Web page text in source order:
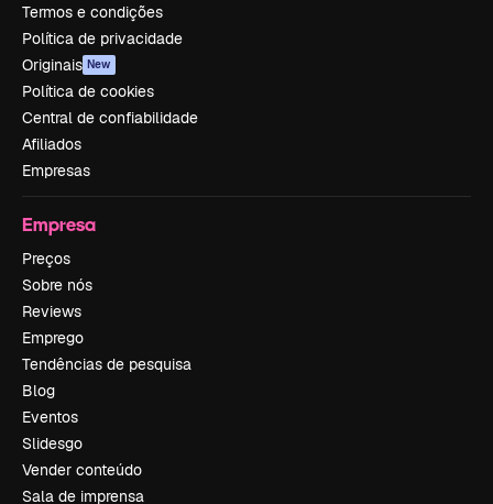
Termos e condições
Política de privacidade
Originais New
Política de cookies
Central de confiabilidade
Afiliados
Empresas
Empresa
Preços
Sobre nós
Reviews
Emprego
Tendências de pesquisa
Blog
Eventos
Slidesgo
Vender conteúdo
Sala de imprensa